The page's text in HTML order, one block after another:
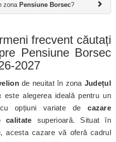
zona Pensiune Borsec?
frecvent căutați
Pensiune Borsec
2027
de neuitat în zona Județul
este alegerea ideală pentru un
opțiuni variate decazare
calitate superioară. Situat în
, acesta cazare vă oferă cadrul